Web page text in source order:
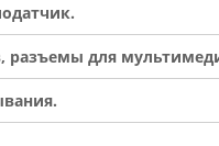
разъемы для